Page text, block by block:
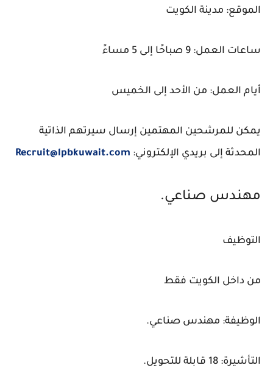
الموقع: مدينة الكويت
ساعات العمل: 9 صباحًا إلى 5 مساءً
أيام العمل: من الأحد إلى الخميس
يمكن للمرشحين المهتمين إرسال سيرتهم الذاتية
المحدثة إلى بريدي الإلكتروني: Recruit@lpbkuwait.com
مهندس صناعي.
التوظيف
من داخل الكويت فقط
الوظيفة: مهندس صناعي.
التأشيرة: 18 قابلة للتحويل.